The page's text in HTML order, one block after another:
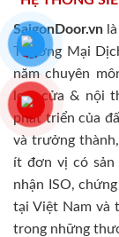
SaigonDoor.vn
Thương Mại
năm chuyên
loại cửa & nội
phát triển của
và trưởng
ít đơn vị có sản
nhận ISO,
tại Việt Nam và
trong những